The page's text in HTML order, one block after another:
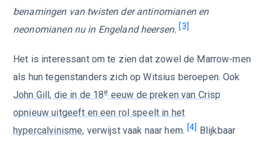
benamingen van twisten der antinomianen en
neonomianen nu in Engeland heersen. [3]
Het is interessant om te zien dat zowel de Marrow-men
als hun tegenstanders zich op Witsius beroepen. Ook
John Gill, die in de 18eeeuw de preken van Crisp
opnieuw uitgeeft en een rol speelt in het
hypercalvinisme, verwijst vaak naar hem.[4]
Blijkbaar